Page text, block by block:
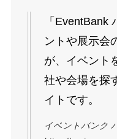
「EventBank
ントや展示会
が、イベント
社や会場を探
イトです。
イベントバンク